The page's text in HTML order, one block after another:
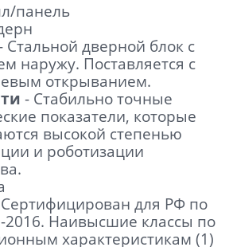
панель
Стальной дверной блок с
наружу. Поставляется с
открыванием.
- Стабильно точные
показатели, которые
высокой степенью
и роботизации
для РФ по
2016. Наивысшие классы по
характеристикам (1)
Отправить
«Отправить», Вы